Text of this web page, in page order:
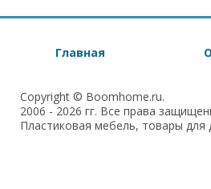
Главная
Copyright © Boomhome.ru.
2006 - 2026 гг. Все права
Пластиковая мебель, товары для